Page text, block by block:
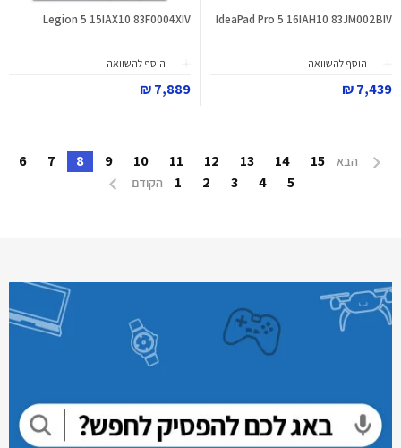
IdeaPad Pro 5 16IAH10 83JM002BIV
הוסף להשוואה
7,439 ₪
Legion 5 15IAX10 83F0004XIV
הוסף להשוואה
7,889 ₪
הבא 15
14
13
12
11
10
9
8
7
6
5
4
3
2
1 הקודם